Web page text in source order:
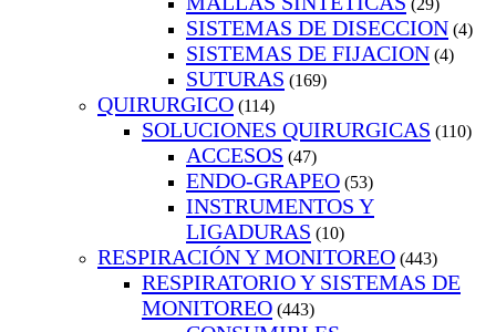
(29)
SISTEMAS DE DISECCION (4)
SISTEMAS DE FIJACION (4)
SUTURAS (169)
QUIRURGICO (114)
SOLUCIONES QUIRURGICAS (110)
ACCESOS (47)
ENDO-GRAPEO (53)
INSTRUMENTOS Y
LIGADURAS (10)
RESPIRACIÓN Y MONITOREO (443)
RESPIRATORIO Y SISTEMAS DE
MONITOREO (443)